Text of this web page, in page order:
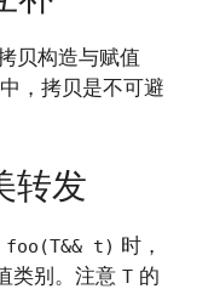
贝构造与赋值
，拷贝是不可避
转发
t) 时，
类别。注意 T 的